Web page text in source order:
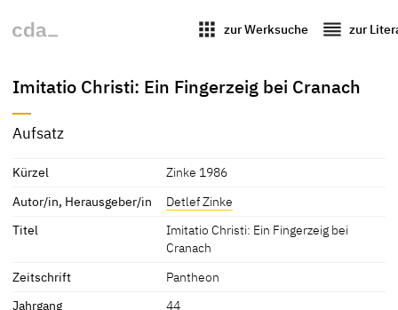
apps zur Werksuche reorder zur
Imitatio Christi: Ein Fingerzeig bei Cranach
Aufsatz
Kürzel
Zinke 1986
Autor/in, Herausgeber/in
Detlef Zinke
Titel
Imitatio Christi: Ein Fingerzeig bei
Cranach
Zeitschrift
Pantheon
Jahrgang
44